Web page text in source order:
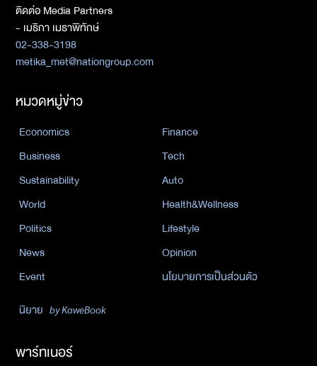
ติดต่อ Media Partners
- เมธิกา เมธาพิทักษ์
02-338-3198
metika_met@nationgroup.com
หมวดหมู่ข่าว
Economics
Finance
Business
Tech
Sustainability
Auto
World
Health&Wellness
Politics
Lifestyle
News
Opinion
Event
นโยบายการเป็นส่วนตัว
นิยาย by KaweBook
พาร์ทเนอร์